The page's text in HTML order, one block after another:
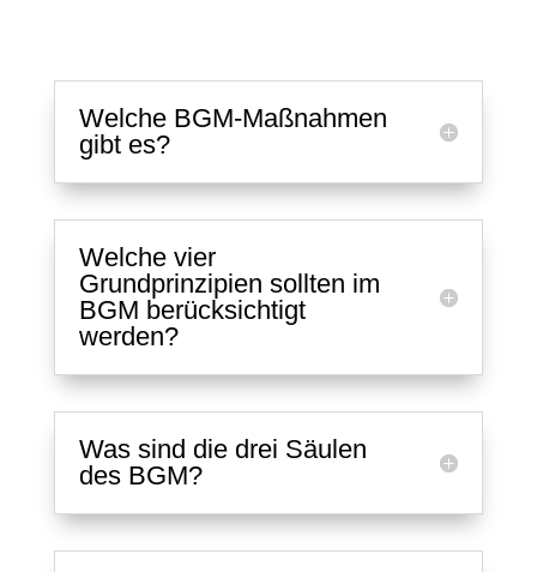
Welche BGM-Maßnahmen
gibt es?
Welche vier
Grundprinzipien sollten im
BGM berücksichtigt
werden?
Was sind die drei Säulen
des BGM?